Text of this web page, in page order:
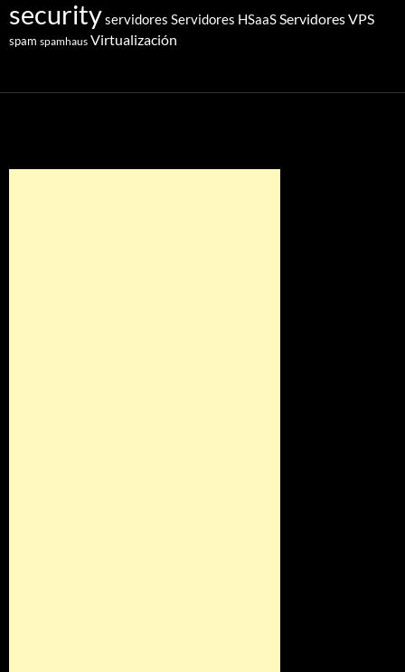
securityservidores Servidores HSaaSServidores VPS
spam spamhaus Virtualización